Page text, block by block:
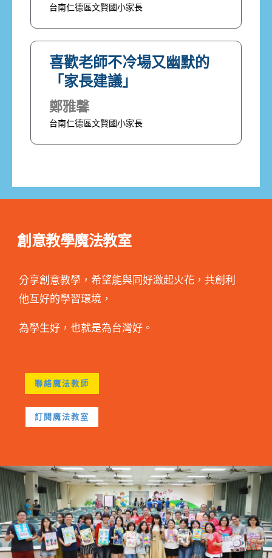
台南仁德區文賢國小家長
喜歡老師不冷場又幽默的
「家長建議」
鄭雅馨
台南仁德區文賢國小家長
創意教學魔法教室
分享創意教學，希望能與同好激起火花，共創利
他互好的學習環境，
為學生好，也就是為台灣好。
聯絡魔法教師
訂閱魔法教室